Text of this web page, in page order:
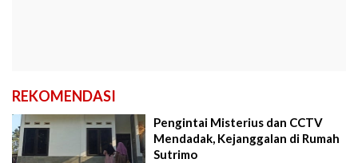
REKOMENDASI
Pengintai Misterius dan CCTV
Mendadak, Kejanggalan di Rumah
Sutrimo